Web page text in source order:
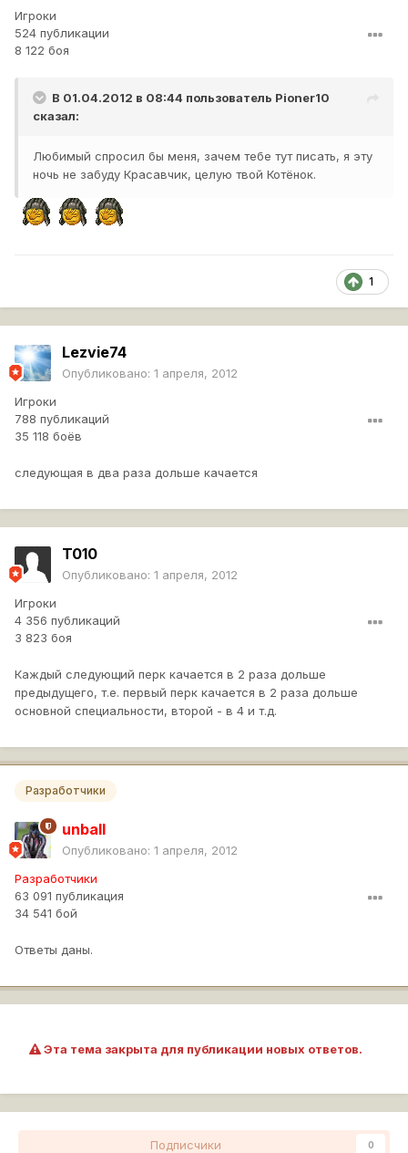
Игроки
524 публикации
8 122 боя
В 01.04.2012 в 08:44 пользователь Pioner10
сказал:
Любимый спросил бы меня, зачем тебе тут писать, я эту
ночь не забуду Красавчик, целую твой Котёнок.
1
Lezvie74
Опубликовано: 1 апреля, 2012
Игроки
788 публикаций
35 118 боёв
следующая в два раза дольше качается
T010
Опубликовано: 1 апреля, 2012
Игроки
4 356 публикаций
3 823 боя
Каждый следующий перк качается в 2 раза дольше
предыдущего, т.е. первый перк качается в 2 раза дольше
основной специальности, второй - в 4 и т.д.
Разработчики
unball
Опубликовано: 1 апреля, 2012
Разработчики
63 091 публикация
34 541 бой
Ответы даны.
Эта тема закрыта для публикации новых ответов.
Подписчики 0